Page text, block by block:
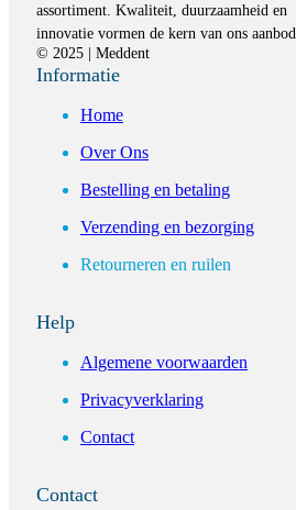
assortiment. Kwaliteit, duurzaamheid en
innovatie vormen de kern van ons aanbod.
© 2025 | Meddent
Informatie
Home
Over Ons
Bestelling en betaling
Verzending en bezorging
Retourneren en ruilen
Help
Algemene voorwaarden
Privacyverklaring
Contact
Contact